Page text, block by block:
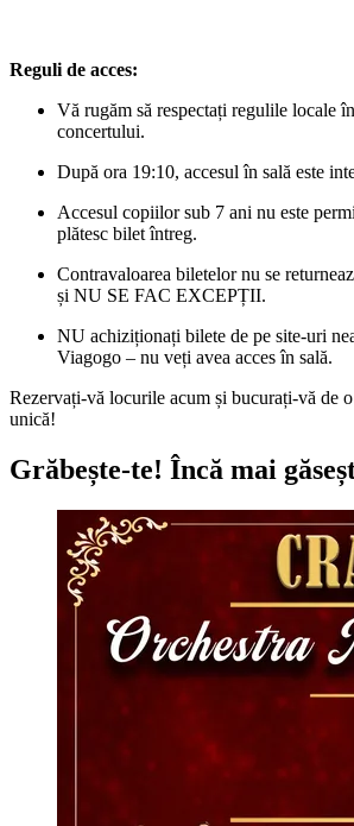
Reguli de acces:
Vă rugăm să respectați regulile locale
concertului.
După ora 19:10, accesul în sală este
Accesul copiilor sub 7 ani nu este
plătesc bilet întreg.
Contravaloarea biletelor nu se
și NU SE FAC EXCEPȚII.
NU achiziționați bilete de pe site-uri
Viagogo – nu veți avea acces în sală.
Rezervați-vă locurile acum și bucurați-vă de
unică!
Grăbește-te! Încă mai